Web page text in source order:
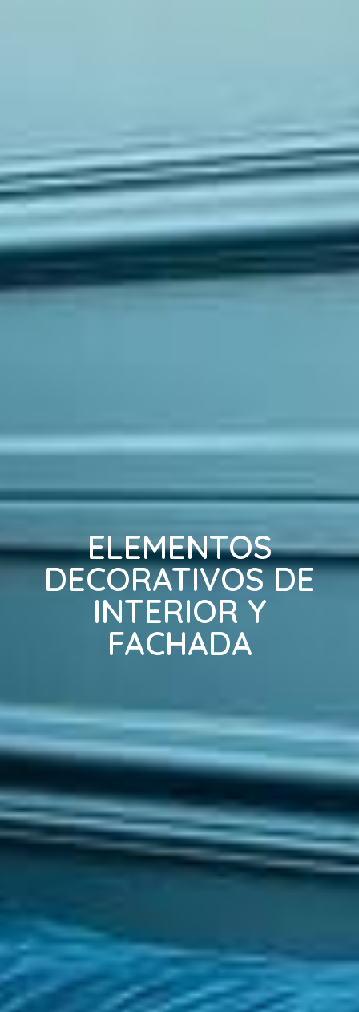
ELEMENTOS
DECORATIVOS DE
INTERIOR Y
FACHADA